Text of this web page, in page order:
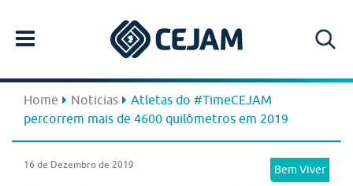
Home Noticias
Atletas do #TimeCEJAM
percorrem mais de 4600 quilômetros em 2019
Bem Viver
16 de Dezembro de 2019